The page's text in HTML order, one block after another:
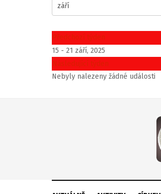
Předchozí týden
15 - 21 září, 2025
Následující týden
Nebyly nalezeny žádné události